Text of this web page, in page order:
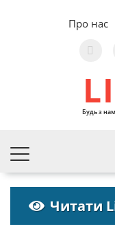
Про нас
Будь з
Читати